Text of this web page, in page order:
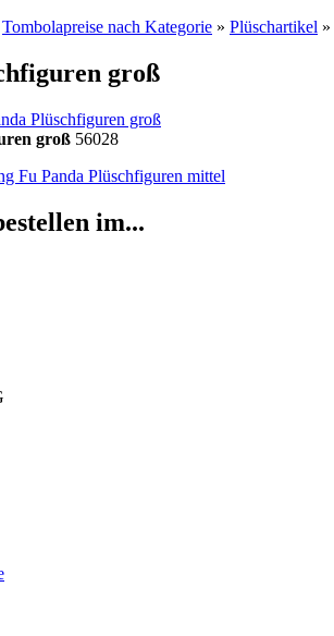
Tombolapreise nach Kategorie » Plüschartikel »
groß
groß 56028
Fu Panda Plüschfiguren mittel
im...